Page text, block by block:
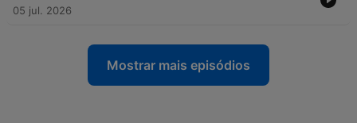
05 jul. 2026
Mostrar mais episódios